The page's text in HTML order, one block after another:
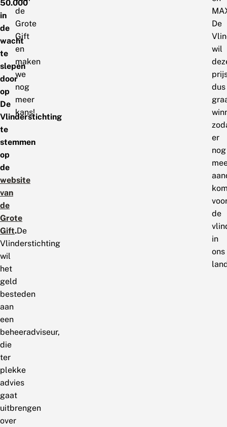
50.000
in
de
wacht
te
slepen
door
op
De
Vlinderstichting
te
stemmen
op
de
website
van
de
Grote
Gift.De
Vlinderstichting
wil
het
geld
besteden
aan
een
beheeradviseur,
die
ter
plekke
advies
gaat
uitbrengen
over
de
Grote
Gift
en
maken
we
nog
meer
kans!
De
wil
dus
er
nog
de
in
ons